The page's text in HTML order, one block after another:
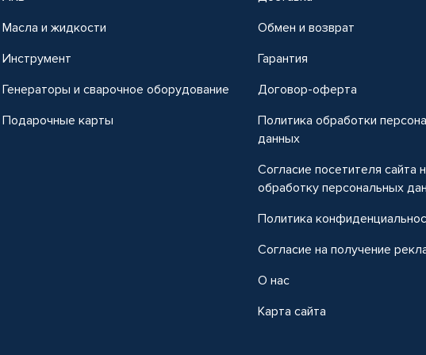
Масла и жидкости
Инструмент
Генераторы и сварочное оборудование
Подарочные карты
Обмен и возврат
Гарантия
Договор-оферта
Политика обработки
данных
Согласие посетителя сайта
обработку персональных
Политика
Согласие на получение
О нас
Карта сайта